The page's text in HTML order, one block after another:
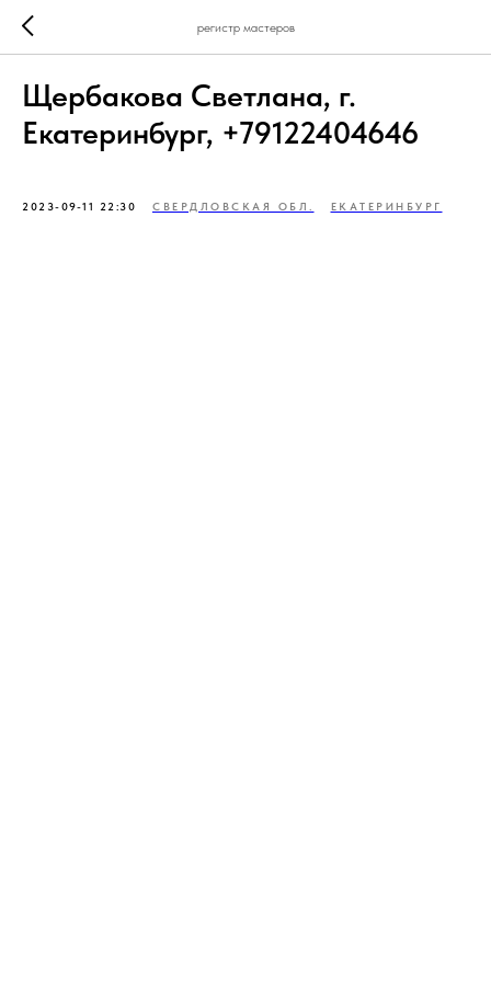
регистр мастеров
Щербакова Светлана, г.
Екатеринбург, +79122404646
2023-09-11 22:30 СВЕРДЛОВСКАЯ ОБЛ. ЕКАТЕРИНБУРГ